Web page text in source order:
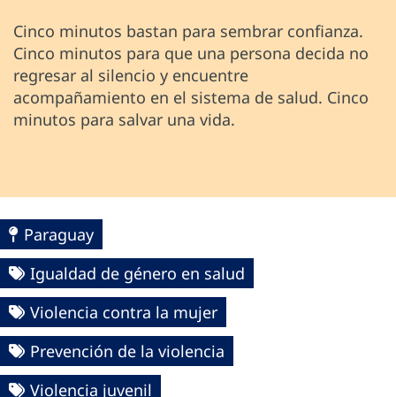
Cinco minutos bastan para sembrar confianza.
Cinco minutos para que una persona decida no
regresar al silencio y encuentre
acompañamiento en el sistema de salud. Cinco
minutos para salvar una vida.
Paraguay
Igualdad de género en salud
Violencia contra la mujer
Prevención de la violencia
Violencia juvenil